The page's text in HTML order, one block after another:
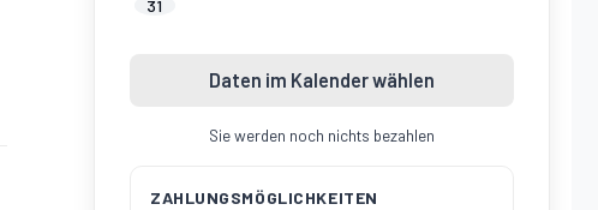
31
Daten im Kalender wählen
Sie werden noch nichts bezahlen
ZAHLUNGSMÖGLICHKEITEN